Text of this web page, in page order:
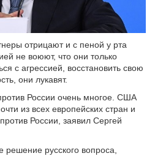
отрицают и с пеной у рта
не воюют, что они только
с агрессией, восстановить свою
они лукавят.
России очень многое. США
из всех европейских стран и
России, заявил Сергей
русского вопроса,